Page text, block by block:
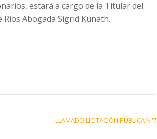
estará a cargo de la Titular del
Abogada Sigrid Kunath.
LLAMADO LICITACIÓN PÚBLICA Nº7